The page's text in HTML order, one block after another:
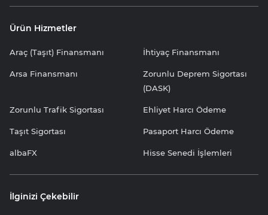
Ürün Hizmetler
Araç (Taşıt) Finansmanı İhtiyaç Finansmanı
Arsa Finansmanı
Zorunlu Deprem Sigortası
(DASK)
Zorunlu Trafik Sigortası Ehliyet Harcı Ödeme
Taşıt Sigortası Pasaport Harcı Ödeme
albaFX Hisse Senedi İşlemleri
İlginizi Çekebilir